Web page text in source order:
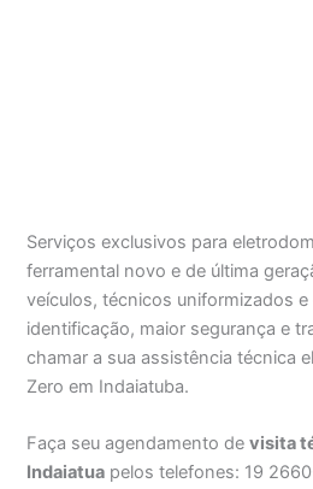
Serviços exclusivos para
ferramental novo e de última
veículos, técnicos uniformizados
identificação, maior segurança e
chamar a sua assistência técnica
Zero em Indaiatuba.
Faça seu agendamento devisita
Indaiatua pelos telefones: 19